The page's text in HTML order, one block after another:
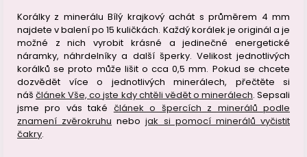
Korálky z minerálu Bílý krajkový achát s průměrem 4 mm
najdete v balení po 15 kuličkách. Každý korálek je originál a je
možné z nich vyrobit krásné a jedinečné energetické
náramky, náhrdelníky a další šperky. Velikost jednotlivých
korálků se proto může lišit o cca 0,5 mm. Pokud se chcete
dozvědět více o jednotlivých minerálech, přečtěte si
náščlánek Vše, co jste kdy chtěli vědět o minerálech. Sepsali
jsme pro vás také článek o špercích z minerálů podle
znamení zvěrokruhu nebojak si pomocí minerálů vyčistit
čakry.